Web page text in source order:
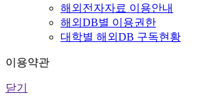
해외전자자료 이용안내
해외DB별 이용권한
대학별 해외DB 구독현황
이용약관
닫기